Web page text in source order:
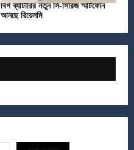
বিগ ব্যাটারির নতুন সি-সিরিজ স্মার্টফোন
আনছে রিয়েলমি